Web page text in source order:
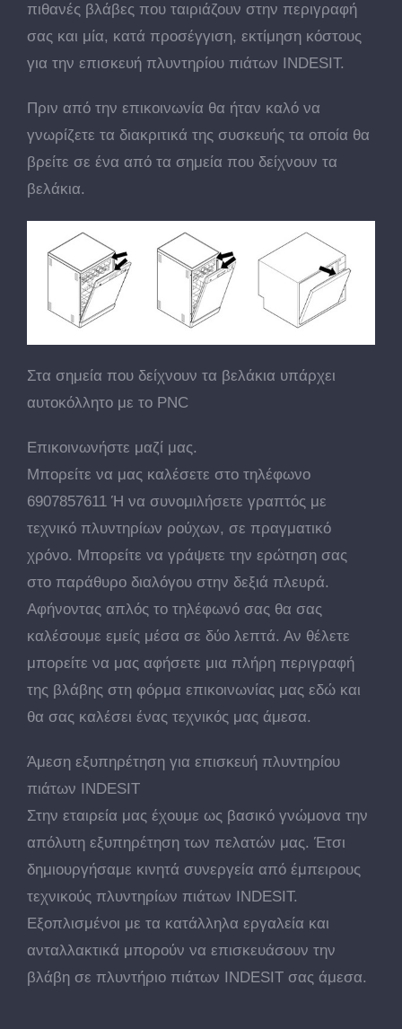
πιθανές βλάβες που ταιριάζουν στην περιγραφή
σας και μία, κατά προσέγγιση, εκτίμηση κόστους
για την επισκευή πλυντηρίου πιάτων INDESIT.
Πριν από την επικοινωνία θα ήταν καλό να
γνωρίζετε τα διακριτικά της συσκευής τα οποία θα
βρείτε σε ένα από τα σημεία που δείχνουν τα
βελάκια.
Στα σημεία που δείχνουν τα βελάκια υπάρχει
αυτοκόλλητο με το PNC
Επικοινωνήστε μαζί μας.
Μπορείτε να μας καλέσετε στο τηλέφωνο
6907857611 Ή να συνομιλήσετε γραπτός με
τεχνικό πλυντηρίων ρούχων, σε πραγματικό
χρόνο. Μπορείτε να γράψετε την ερώτηση σας
στο παράθυρο διαλόγου στην δεξιά πλευρά.
Αφήνοντας απλός το τηλέφωνό σας θα σας
καλέσουμε εμείς μέσα σε δύο λεπτά. Αν θέλετε
μπορείτε να μας αφήσετε μια πλήρη περιγραφή
της βλάβης στη φόρμα επικοινωνίας μας εδώ και
θα σας καλέσει ένας τεχνικός μας άμεσα.
Άμεση εξυπηρέτηση για επισκευή πλυντηρίου
πιάτων INDESIT
Στην εταιρεία μας έχουμε ως βασικό γνώμονα την
απόλυτη εξυπηρέτηση των πελατών μας. Έτσι
δημιουργήσαμε κινητά συνεργεία από έμπειρους
τεχνικούς πλυντηρίων πιάτων INDESIT.
Εξοπλισμένοι με τα κατάλληλα εργαλεία και
ανταλλακτικά μπορούν να επισκευάσουν την
βλάβη σε πλυντήριο πιάτων INDESIT σας άμεσα.